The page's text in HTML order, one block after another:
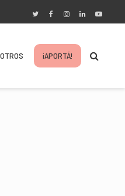
¡APORTÁ!